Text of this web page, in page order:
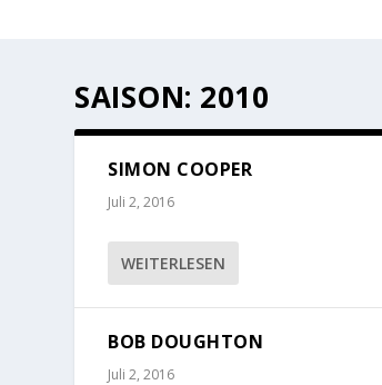
SAISON: 2010
SIMON COOPER
Juli 2, 2016
WEITERLESEN
BOB DOUGHTON
Juli 2, 2016